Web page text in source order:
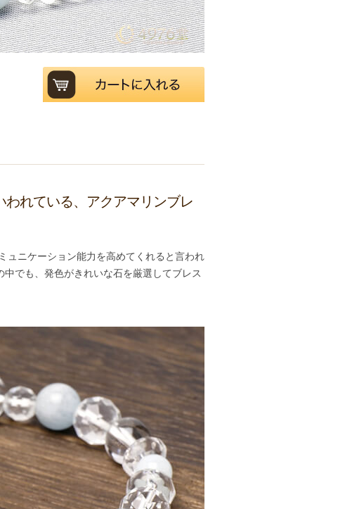
れている、アクアマリンブレ
ュニケーション能力を高めてくれると言われ
でも、発色がきれいな石を厳選してブレス